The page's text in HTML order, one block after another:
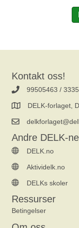
Kontakt oss!
99505463 /
DELK-forlaget,
Andre DELK-
DELK.no
Aktividelk.no
DELKs skoler
Ressurser
Betingelser